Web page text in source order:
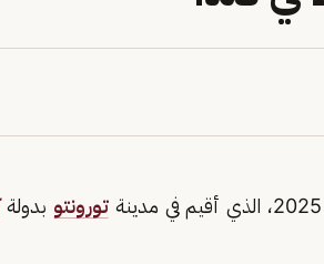
تورونتو بدولة